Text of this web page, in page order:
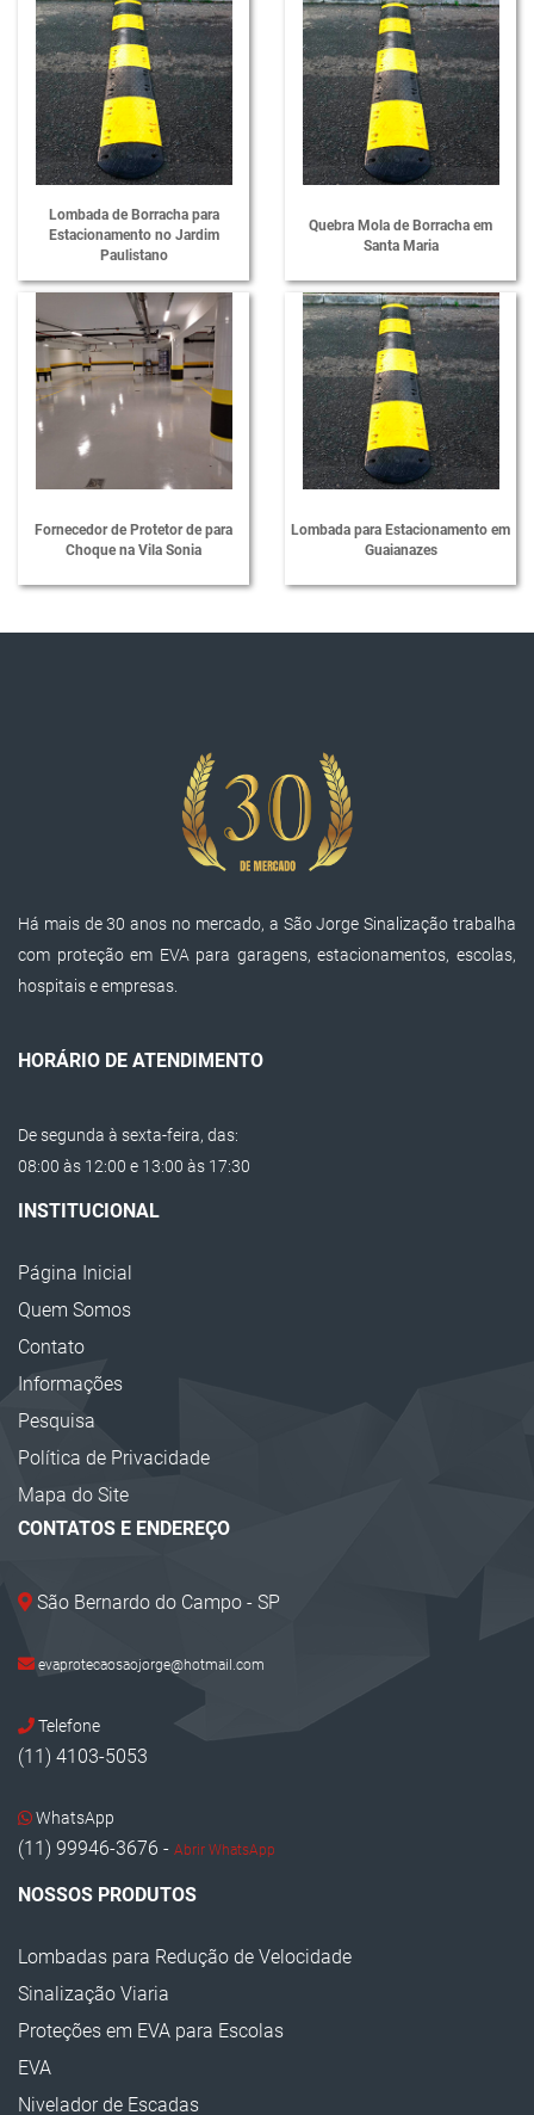
Protetor de Impacto para Estacionamento
Protetor de Impacto para Garagem
Protetor de Para-choque para Estacionamento
Protetor de Para-choque para Parede
Protetores Tipo Ponte para Mangueiras
Quebra Mola de Borracha Redutor de Velocidade Lombada
Quebra Mola de Borracha
Redutor de Velocidade em Borracha
Redutor de Velocidade
Revestimento de Colunas Industriais
Separador de Vaga para Estacionamento
Lombadas de Borracha
Passa Cabos em Poliuretano
Protetores de Cabos em Poliuretano
Mini Segregador para Sinalização
Prisma de Concreto para Sinalização
Trava Rodas
Protetor de Doca EVA
Protetor de Cabos
Cone de Sinalização
Corrente Plástica
Super Cone de Sinalização
Barreira Plástica para Sinalização
Calço para Pneus
Calço para Rodas
Bate Pneu
Cantoneira Zebrada EVA
Limitador de Vagas
Manta de Parede EVA
Segregador para Sinalização Viária
Mini Tachão de Sinalização
Lombada de Borracha para
Estacionamento no Jardim
Paulistano
Quebra Mola de Borracha em
Santa Maria
Fornecedor de Protetor de para
Choque na Vila Sonia
Lombada para Estacionamento em
Guaianazes
Há mais de 30 anos no mercado, a São Jorge Sinalização trabalha
com proteção em EVA para garagens, estacionamentos, escolas,
hospitais e empresas.
HORÁRIO DE ATENDIMENTO
De segunda à sexta-feira, das:
08:00 às 12:00 e 13:00 às 17:30
INSTITUCIONAL
Página Inicial
Quem Somos
Contato
Informações
Pesquisa
Política de Privacidade
Mapa do Site
CONTATOS E ENDEREÇO
São Bernardo do Campo - SP
evaprotecaosaojorge@hotmail.com
Telefone
(11) 4103-5053
WhatsApp
(11) 99946-3676 - Abrir WhatsApp
NOSSOS PRODUTOS
Lombadas para Redução de Velocidade
Sinalização Viaria
Proteções em EVA para Escolas
EVA
Nivelador de Escadas